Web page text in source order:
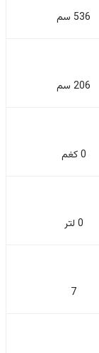
536 سم
206 سم
0 كغم
0 لتر
7